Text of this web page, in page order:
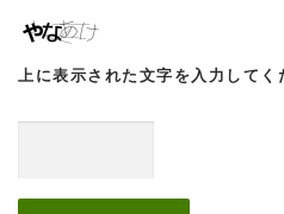
上に表示された文字を入力してく